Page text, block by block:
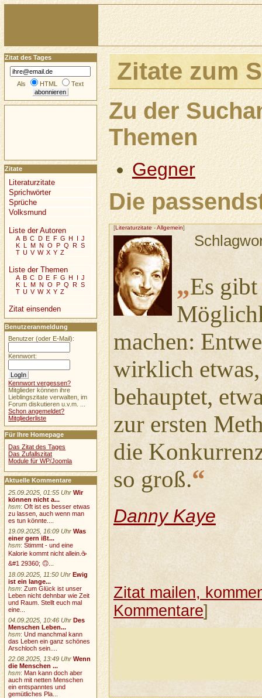
Zitate zum
Zu der
Themen
Gegner
Die
[Literaturzitate -Allgemein]
„Es
machen:
wirklich
behauptet,
zur ersten
die
so groß.“
Danny Kaye
Zitat mailen,
Kommentare]
Zitat des Tages
Als HTML Text
Zitate
Literaturzitate
Sprichwörter
Sprüche
Volksmund
Liste der Autoren
A B C D E F G H I J
K L M N O P Q R S
T U V W X Y Z
Liste der Themen
A B C D E F G H I J
K L M N O P Q R S
T U V W X Y Z
Zitat einsenden
Benutzeranmeldung
Benutzer (oder E-Mail):
Kennwort:
Kennwort vergessen?
Mitglieder können ihre
Lieblingszitate verwalten, im
Forum diskutieren u.v.m. ...
Schon angemeldet?
Mitgliederliste
Für Ihre Homepage
Das Zitat des Tages
Das Zufallszitat
Module für WP/Joomla
Aktuelle Kommentare
25.09.2025, 01:55 Uhr Wir
können nicht a...
hsm:Oft ist es besser etwas
zu lassen, auch wenn man
es tun könnte....
19.09.2025, 16:09 Uhr Was
einer gern ißt...
hsm:Stimmt - und eine
Kalorie kommt nicht allein.☕
&#1 29360; 🙃...
18.09.2025, 11:50 Uhr Ewig
ist ein lange...
hsm:Zum Glück ist unser
Leben nicht dehnbar wie Zeit
und Raum. Stellt euch mal
eine...
04.09.2025, 10:46 Uhr Des
Menschen Leben...
hsm:Und manchmal kann
das Leben ein ganz schönes
Arschloch sein....
22.08.2025, 13:49 Uhr Wenn
die Menschen ...
hsm:Man kann doch aber
auch mit netten Menschen
ein entspanntes und
gemütliches Pla...